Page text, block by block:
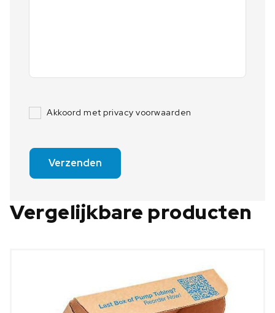
Akkoord met privacy voorwaarden
Verzenden
Vergelijkbare producten